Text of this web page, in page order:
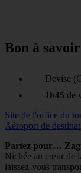
Bon à savoir
Devise
1h45 de
Site de l'office du
Aéroport de
Partez pour…
Nichée au cœur de
laissez-vous